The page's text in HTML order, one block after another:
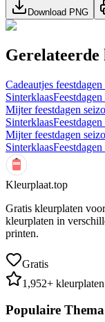
Download PNG
Cadeautjes feestdagen
Sinterklaas
Mijter feestdagen
Sinterklaas
Mijter feestdagen
Sinterklaas
Kleurplaat.top
Gratis kleurplaten
kleurplaten in
printen.
Gratis
1,952+ kleurplaten
Populaire